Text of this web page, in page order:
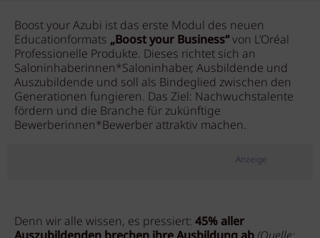
Boost your Azubi ist das erste Modul des neuen
Educationformats „Boost your Business“von L’Oréal
Professionelle Produkte. Dieses richtet sich an
Saloninhaberinnen*Saloninhaber, Ausbildende und
Auszubildende und soll als Bindeglied zwischen den
Generationen fungieren. Das Ziel: Nachwuchstalente
fördern und die Branche für zukünftige
Bewerberinnen*Bewerber attraktiv machen.
Anzeige
Denn wir alle wissen, es pressiert: 45% aller